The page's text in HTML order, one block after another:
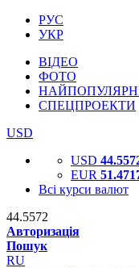
РУС
УКР
ВІДЕО
ФОТО
СПЕЦПРОЕКТИ
USD
USD
EUR
Всі курси валют
44.5572
Авторизація
Пошук
RU